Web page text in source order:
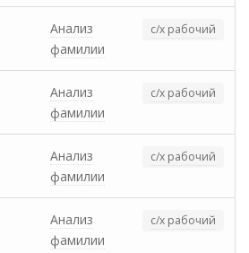
Анализ
фамилии
с/х рабочий
Анализ
фамилии
с/х рабочий
Анализ
фамилии
с/х рабочий
Анализ
фамилии
с/х рабочий